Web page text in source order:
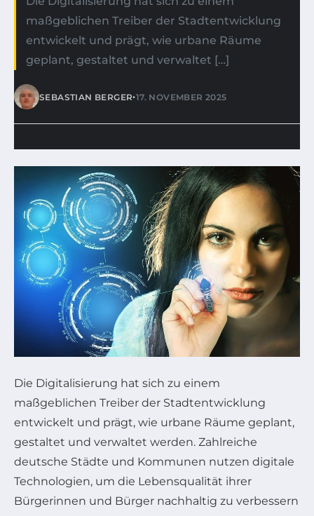
maßgeblichen Treiber der Stadtentwicklung
entwickelt und prägt, wie urbane Räume
geplant, gestaltet und verwaltet […]
SEBASTIAN BERGER•17. NOVEMBER 2025
Die Digitalisierung hat sich zu einem
maßgeblichen Treiber der Stadtentwicklung
entwickelt und prägt, wie urbane Räume geplant,
gestaltet und verwaltet werden. Zahlreiche
deutsche Städte und Kommunen nutzen digitale
Technologien, um die Lebensqualität ihrer
Bürgerinnen und Bürger nachhaltig zu verbessern